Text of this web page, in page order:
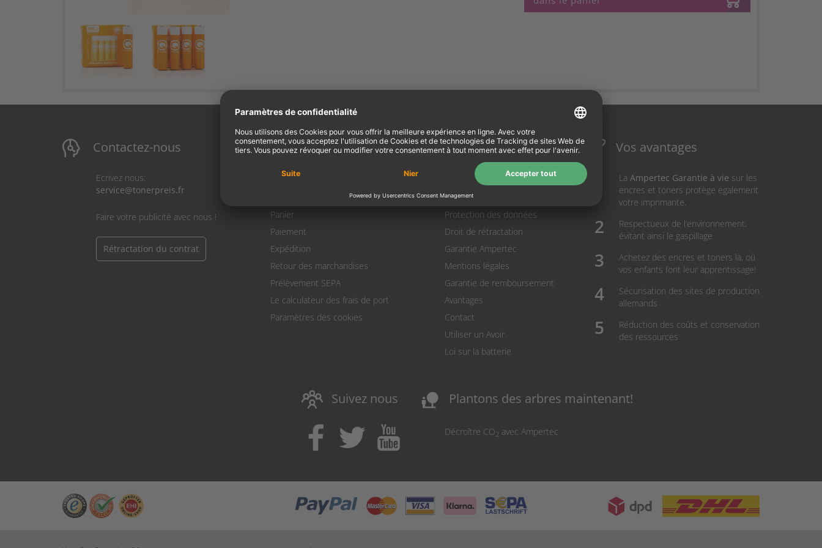
Contactez-nous
Ecrivez nous:
service@tonerpreis.fr
Faire votre publicité avec nous !
Rétractation du contrat
Mon compte
Mon compte
Panier
Paiement
Expédition
Retour des marchandises
Prélèvement SEPA
Le calculateur des frais de port
Paramètres des cookies
Information
A propos de nous
Termes et conditions
Protection des données
Droit de rétractation
Garantie Ampertec
Mentions légales
Garantie de remboursement
Avantages
Contact
Utiliser un Avoir
Loi sur la batterie
Vos avantages
La Ampertec Garantie à vie sur les
encres et toners protège également
votre imprimante.
Respectueux de l’environnement,
évitant ainsi le gaspillage
Achetez des encres et toners là, où
vos enfants font leur apprentissage!
Sécurisation des sites de production
allemands
Réduction des coûts et conservation
des ressources
Suivez nous nature_people Plantons des arbres maintenant!
Décroître CO2 avec Ampertec